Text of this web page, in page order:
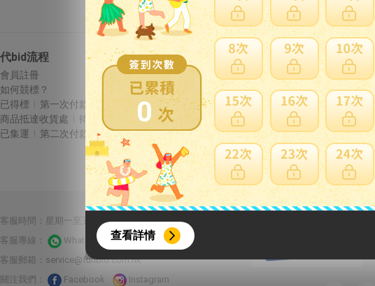
0
查看詳情
代bid流程
會員註冊
如何競標？
已得標
第一次付款
商品抵達收貨處
待集運
已集運
第二次付款
Letao保障
商品未到貨全額理賠
賣家寄錯全額處理
運送損壞全額理賠
全透明資訊及費用
客服時間：星期一至五 10:00-22:00 星期六至日13:00-22:00
客服專線：
Whatsapp 線上客服
客服郵箱： service@funbid.com.hk
關注我們：
Facebook Instagram